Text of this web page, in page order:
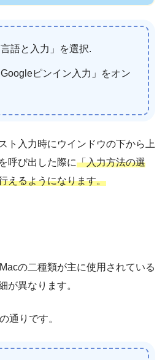
言語と入力」を選択.
ピンイン入力」をオン
ト入力時にウインドウの下から上
呼び出した際に「入力方法の選
えるようになります。
の二種類が主に使用されている
が異なります。
通りです。